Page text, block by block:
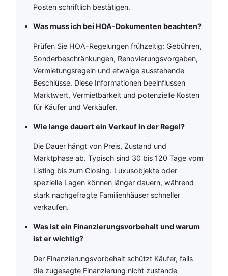
Posten schriftlich bestätigen.
Was muss ich bei HOA-Dokumenten beachten?
Prüfen Sie HOA-Regelungen frühzeitig: Gebühren,
Sonderbeschränkungen, Renovierungsvorgaben,
Vermietungsregeln und etwaige ausstehende
Beschlüsse. Diese Informationen beeinflussen
Marktwert, Vermietbarkeit und potenzielle Kosten
für Käufer und Verkäufer.
Wie lange dauert ein Verkauf in der Regel?
Die Dauer hängt von Preis, Zustand und
Marktphase ab. Typisch sind 30 bis 120 Tage vom
Listing bis zum Closing. Luxusobjekte oder
spezielle Lagen können länger dauern, während
stark nachgefragte Familienhäuser schneller
verkaufen.
Was ist ein Finanzierungsvorbehalt und warum
ist er wichtig?
Der Finanzierungsvorbehalt schützt Käufer, falls
die zugesagte Finanzierung nicht zustande